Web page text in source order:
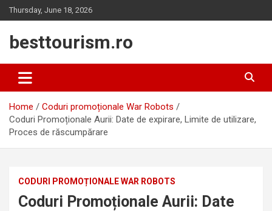
Skip
to
Thursday, June 18, 2026
besttourism.ro
Home
Coduri promoționale War Robots
Coduri Promoționale Aurii: Date de expirare, Limite de utilizare,
Proces de răscumpărare
CODURI PROMOȚIONALE WAR ROBOTS
Coduri Promoționale Aurii: Date